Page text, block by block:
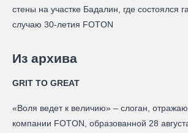
стены на участке Бадалин, где состоялся
случаю 30-летия FOTON
Из архива
GRIT TO GREAT
«Воля ведет к величию» – слоган,
компании FOTON, образованной 28